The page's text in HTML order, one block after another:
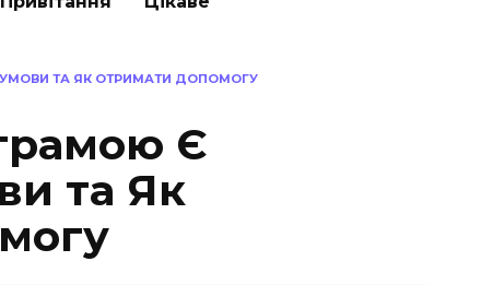
ТА ЯК ОТРИМАТИ ДОПОМОГУ
Є
та Як